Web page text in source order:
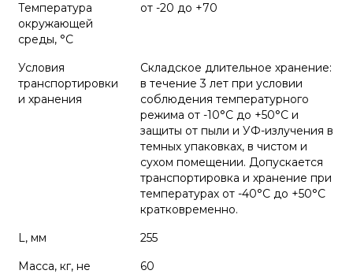
Температура
окружающей
среды, °С
от -20 до +70
Условия
транспортировки
и хранения
Складское длительное хранение:
в течение 3 лет при условии
соблюдения температурного
режима от -10°С до +50°С и
защиты от пыли и УФ-излучения в
темных упаковках, в чистом и
сухом помещении. Допускается
транспортировка и хранение при
температурах от -40°С до +50°С
кратковременно.
L, мм
255
Масса, кг, не
60